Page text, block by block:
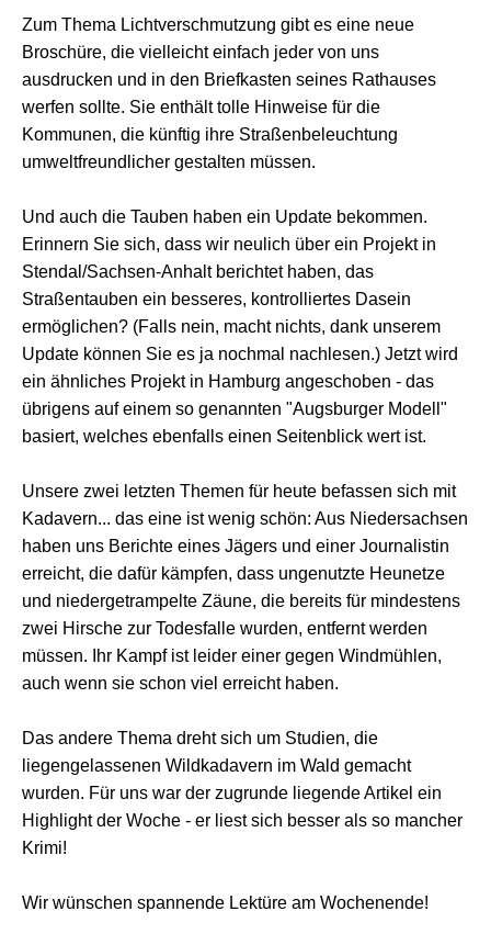
Zum Thema Lichtverschmutzung gibt es eine neue
Broschüre, die vielleicht einfach jeder von uns
ausdrucken und in den Briefkasten seines Rathauses
werfen sollte. Sie enthält tolle Hinweise für die
Kommunen, die künftig ihre Straßenbeleuchtung
umweltfreundlicher gestalten müssen.
Und auch die Tauben haben ein Update bekommen.
Erinnern Sie sich, dass wir neulich über ein Projekt in
Stendal/Sachsen-Anhalt berichtet haben, das
Straßentauben ein besseres, kontrolliertes Dasein
ermöglichen? (Falls nein, macht nichts, dank unserem
Update können Sie es ja nochmal nachlesen.) Jetzt wird
ein ähnliches Projekt in Hamburg angeschoben - das
übrigens auf einem so genannten "Augsburger Modell"
basiert, welches ebenfalls einen Seitenblick wert ist.
Unsere zwei letzten Themen für heute befassen sich mit
Kadavern... das eine ist wenig schön: Aus Niedersachsen
haben uns Berichte eines Jägers und einer Journalistin
erreicht, die dafür kämpfen, dass ungenutzte Heunetze
und niedergetrampelte Zäune, die bereits für mindestens
zwei Hirsche zur Todesfalle wurden, entfernt werden
müssen. Ihr Kampf ist leider einer gegen Windmühlen,
auch wenn sie schon viel erreicht haben.
Das andere Thema dreht sich um Studien, die
liegengelassenen Wildkadavern im Wald gemacht
wurden. Für uns war der zugrunde liegende Artikel ein
Highlight der Woche - er liest sich besser als so mancher
Krimi!
Wir wünschen spannende Lektüre am Wochenende!